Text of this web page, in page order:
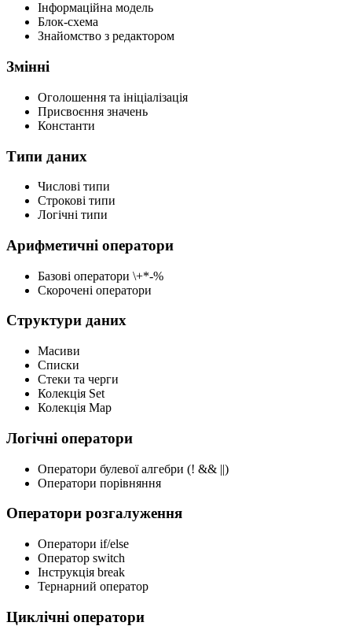
Інформаційна модель
Блок-схема
Знайомство з редактором
Змінні
Оголошення та ініціалізація
Присвоєння значень
Константи
Типи даних
Числові типи
Строкові типи
Логічні типи
Арифметичні оператори
Базові оператори \+*-%
Скорочені оператори
Структури даних
Масиви
Списки
Стеки та черги
Колекція Set
Колекція Map
Логічні оператори
Оператори булевої алгебри (! && ||)
Оператори порівняння
Оператори розгалуження
Оператори if/else
Оператор switch
Інструкція break
Тернарний оператор
Циклічні оператори